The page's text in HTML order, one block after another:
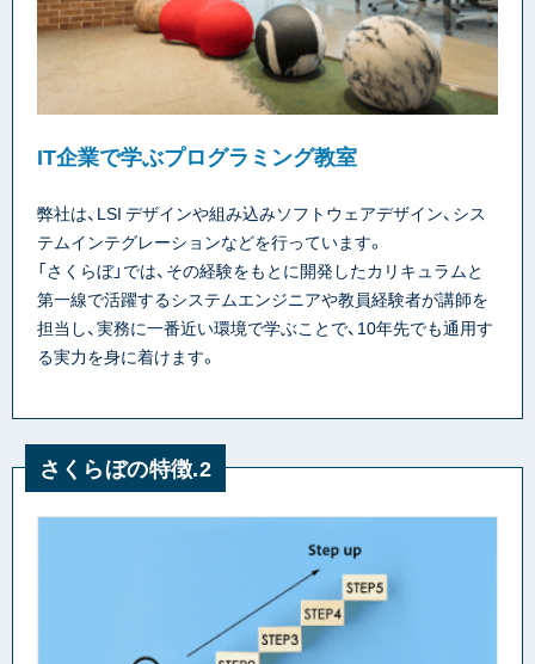
IT企業で学ぶプログラミング教室
弊社は、LSI デザインや組み込みソフトウェアデザイン、シス
テムインテグレーションなどを行っています。
「さくらぼ」では、その経験をもとに開発したカリキュラムと
第一線で活躍するシステムエンジニアや教員経験者が講師を
担当し、実務に一番近い環境で学ぶことで、10年先でも通用す
る実力を身に着けます。
さくらぼの特徴.2